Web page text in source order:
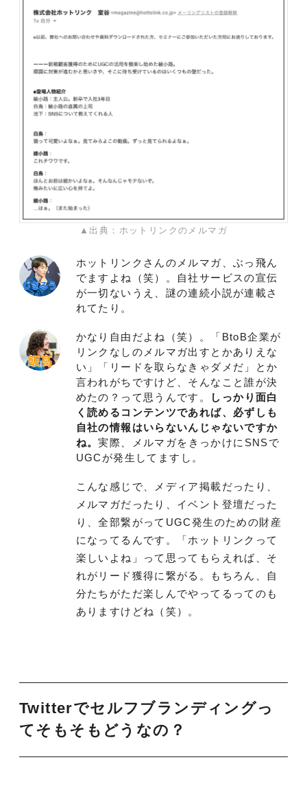
▲出典：ホットリンクのメルマガ
ホットリンクさんのメルマガ、ぶっ飛ん
でますよね（笑）。自社サービスの宣伝
が一切ないうえ、謎の連続小説が連載さ
れてたり。
かなり自由だよね（笑）。「BtoB企業が
リンクなしのメルマガ出すとかありえな
い」「リードを取らなきゃダメだ」とか
言われがちですけど、そんなこと誰が決
めたの？って思うんです。
しっかり面白
く読めるコンテンツであれば、必ずしも
自社の情報はいらないんじゃないですか
ね。実際、メルマガをきっかけにSNSで
UGCが発生してますし。
こんな感じで、メディア掲載だったり、
メルマガだったり、イベント登壇だった
り、全部繋がってUGC発生のための財産
になってるんです。「ホットリンクって
楽しいよね」って思ってもらえれば、そ
れがリード獲得に繋がる。もちろん、自
分たちがただ楽しんでやってるってのも
ありますけどね（笑）。
Twitterでセルフブランディングっ
てそもそもどうなの？